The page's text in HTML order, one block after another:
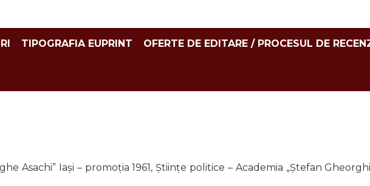
TIPOGRAFIA EUPRINT OFERTE DE EDITARE / PROCESUL DE
Asachi” Iași – promoția 1961, Științe politice – Academia „Ștefan